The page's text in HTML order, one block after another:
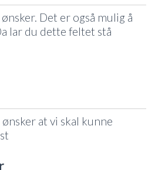
Det er også mulig å
lar du dette feltet stå
at vi skal kunne